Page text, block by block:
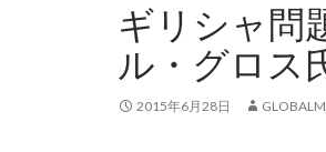
ギリシャ問
ル・グロス
2015年6月28日